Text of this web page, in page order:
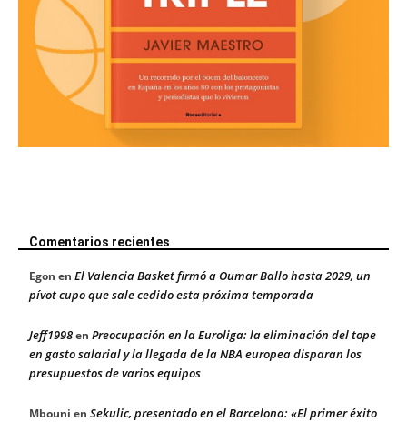
Comentarios recientes
Egon en El Valencia Basket firmó a Oumar Ballo hasta 2029, un
pívot cupo que sale cedido esta próxima temporada
Jeff1998en Preocupación en la Euroliga: la eliminación del tope
en gasto salarial y la llegada de la NBA europea disparan los
presupuestos de varios equipos
Mbouni en Sekulic, presentado en el Barcelona: «El primer éxito